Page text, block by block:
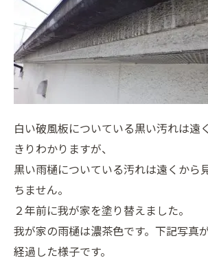
白い破風板についている黒い汚れは遠
きりわかりますが、
黒い雨樋についている汚れは遠くから
ちません。
２年前に我が家を塗り替えました。
我が家の雨樋は濃茶色です。下記写真
経過した様子です。